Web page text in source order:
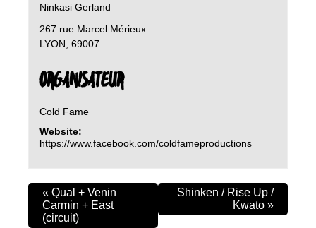
Ninkasi Gerland
267 rue Marcel Mérieux
LYON 69007
ORGANISATEUR
Cold Fame
Website:
https://www.facebook.com/coldfameproductions
« Qual + Venin
Carmin + East
(circuit)
Shinken / Rise Up /
Kwato »